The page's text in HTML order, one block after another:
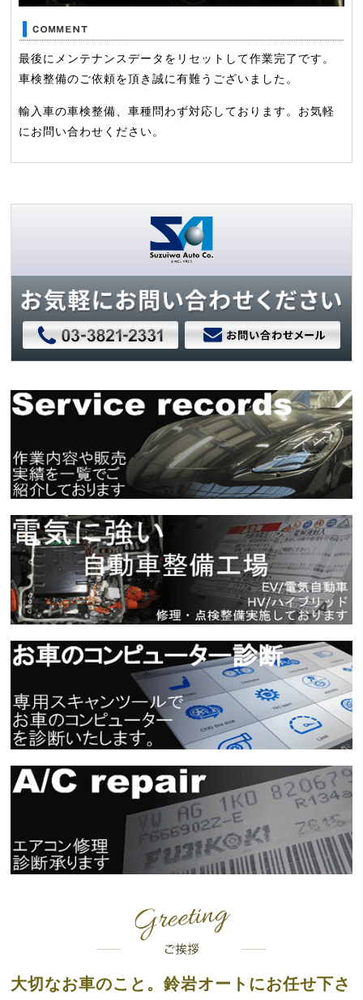
最後にメンテナンスデータをリセットして作業完了です。
車検整備のご依頼を頂き誠に有難うございました。
輸入車の車検整備、車種問わず対応しております。お気軽
にお問い合わせください。
大切なお車のこと。鈴岩オートにお任せ下さ